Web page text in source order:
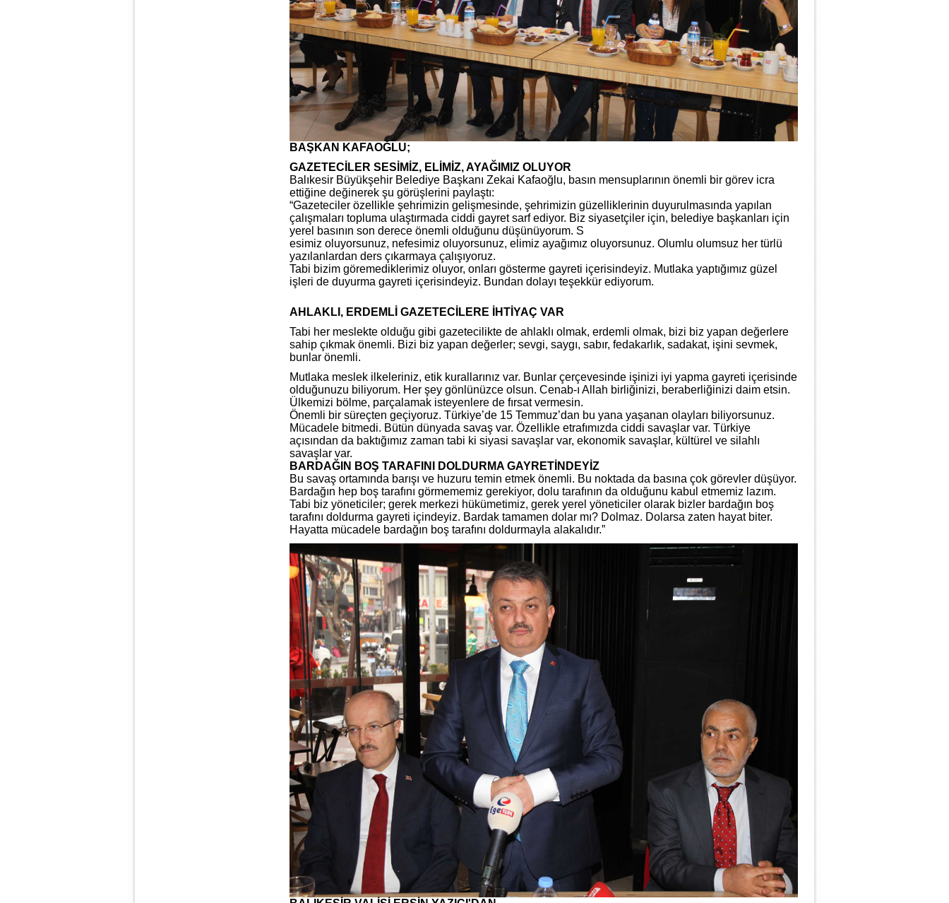
BAŞKAN KAFAOĞLU;
GAZETECİLER SESİMİZ, ELİMİZ, AYAĞIMIZ OLUYOR
Balıkesir Büyükşehir Belediye Başkanı Zekai Kafaoğlu, basın mensuplarının önemli bir görev icra
ettiğine değinerek şu görüşlerini paylaştı:
“Gazeteciler özellikle şehrimizin gelişmesinde, şehrimizin güzelliklerinin duyurulmasında yapılan
çalışmaları topluma ulaştırmada ciddi gayret sarf ediyor. Biz siyasetçiler için, belediye başkanları için
yerel basının son derece önemli olduğunu düşünüyorum. S
esimiz oluyorsunuz, nefesimiz oluyorsunuz, elimiz ayağımız oluyorsunuz. Olumlu olumsuz her türlü
yazılanlardan ders çıkarmaya çalışıyoruz.
Tabi bizim göremediklerimiz oluyor, onları gösterme gayreti içerisindeyiz. Mutlaka yaptığımız güzel
işleri de duyurma gayreti içerisindeyiz. Bundan dolayı teşekkür ediyorum.
AHLAKLI, ERDEMLİ GAZETECİLERE İHTİYAÇ VAR
Tabi her meslekte olduğu gibi gazetecilikte de ahlaklı olmak, erdemli olmak, bizi biz yapan değerlere
sahip çıkmak önemli. Bizi biz yapan değerler; sevgi, saygı, sabır, fedakarlık, sadakat, işini sevmek,
bunlar önemli.
Mutlaka meslek ilkeleriniz, etik kurallarınız var. Bunlar çerçevesinde işinizi iyi yapma gayreti içerisinde
olduğunuzu biliyorum. Her şey gönlünüzce olsun. Cenab-ı Allah birliğinizi, beraberliğinizi daim etsin.
Ülkemizi bölme, parçalamak isteyenlere de fırsat vermesin.
Önemli bir süreçten geçiyoruz. Türkiye’de 15 Temmuz’dan bu yana yaşanan olayları biliyorsunuz.
Mücadele bitmedi. Bütün dünyada savaş var. Özellikle etrafımızda ciddi savaşlar var. Türkiye
açısından da baktığımız zaman tabi ki siyasi savaşlar var, ekonomik savaşlar, kültürel ve silahlı
savaşlar var.
BARDAĞIN BOŞ TARAFINI DOLDURMA GAYRETİNDEYİZ
Bu savaş ortamında barışı ve huzuru temin etmek önemli. Bu noktada da basına çok görevler düşüyor.
Bardağın hep boş tarafını görmememiz gerekiyor, dolu tarafının da olduğunu kabul etmemiz lazım.
Tabi biz yöneticiler; gerek merkezi hükümetimiz, gerek yerel yöneticiler olarak bizler bardağın boş
tarafını doldurma gayreti içindeyiz. Bardak tamamen dolar mı? Dolmaz. Dolarsa zaten hayat biter.
Hayatta mücadele bardağın boş tarafını doldurmayla alakalıdır.”